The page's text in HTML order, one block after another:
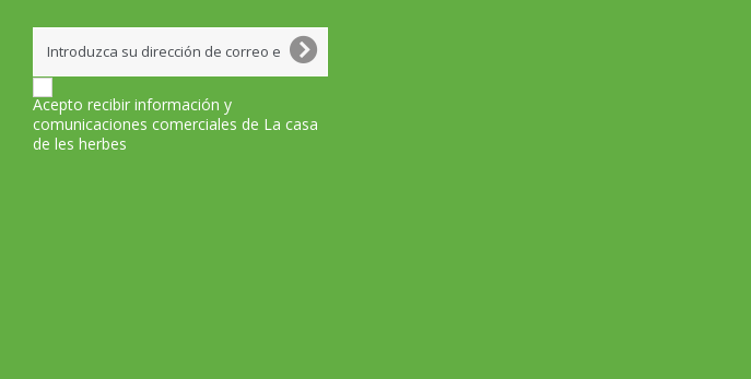
Acepto recibir información y
comunicaciones comerciales de La casa
de les herbes